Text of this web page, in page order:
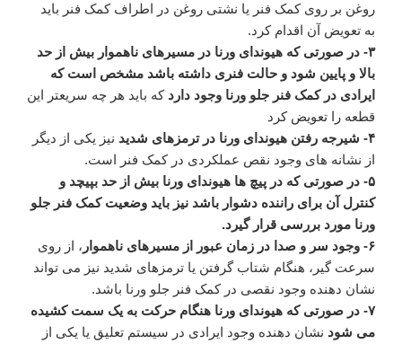
روغن بر روی کمک فنر یا نشتی روغن در اطراف کمک فنر باید
به تعویض آن اقدام کرد.
۳- در صورتی که هیوندای ورنا در مسیرهای ناهموار بیش از حد
بالا و پایین شود و حالت فنری داشته باشد مشخص است که
ایرادی در کمک فنر جلو ورنا وجود دارد که باید هر چه سریعتر این
قطعه را تعویض کرد
۴- شیرجه رفتن هیوندای ورنا در ترمزهای شدید
نیز یکی از دیگر
از نشانه های وجود نقص عملکردی در کمک فنر است.
۵- در صورتی که در پیچ ها هیوندای ورنا بیش از حد بپیچد و
کنترل آن برای راننده دشوار باشد نیز باید وضعیت کمک فنر جلو
ورنا مورد بررسی قرار گیرد.
۶- وجود سر و صدا در زمان عبور از مسیرهای ناهموار
، از روی
سرعت گیر، هنگام شتاب گرفتن یا ترمزهای شدید نیز می تواند
نشان دهنده وجود نقصی در کمک فنر جلو ورنا باشد.
۷- در صورتی که هیوندای ورنا هنگام حرکت به یک سمت کشیده
می شود نشان دهنده وجود ایرادی در سیستم تعلیق یا یکی از